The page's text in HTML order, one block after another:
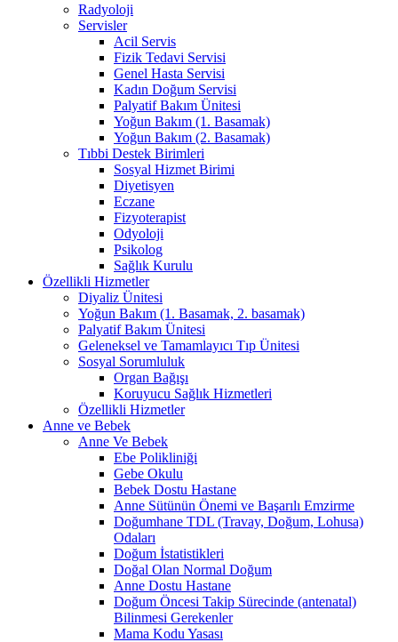
Radyoloji
Servisler
Acil Servis
Fizik Tedavi Servisi
Genel Hasta Servisi
Kadın Doğum Servisi
Palyatif Bakım Ünitesi
Yoğun Bakım (1. Basamak)
Yoğun Bakım (2. Basamak)
Tıbbi Destek Birimleri
Sosyal Hizmet Birimi
Diyetisyen
Eczane
Fizyoterapist
Odyoloji
Psikolog
Sağlık Kurulu
Özellikli Hizmetler
Diyaliz Ünitesi
Yoğun Bakım (1. Basamak, 2. basamak)
Palyatif Bakım Ünitesi
Geleneksel ve Tamamlayıcı Tıp Ünitesi
Sosyal Sorumluluk
Organ Bağışı
Koruyucu Sağlık Hizmetleri
Özellikli Hizmetler
Anne ve Bebek
Anne Ve Bebek
Ebe Polikliniği
Gebe Okulu
Bebek Dostu Hastane
Anne Sütünün Önemi ve Başarılı Emzirme
Doğumhane TDL (Travay, Doğum, Lohusa)
Odaları
Doğum İstatistikleri
Doğal Olan Normal Doğum
Anne Dostu Hastane
Doğum Öncesi Takip Sürecinde (antenatal)
Bilinmesi Gerekenler
Mama Kodu Yasası